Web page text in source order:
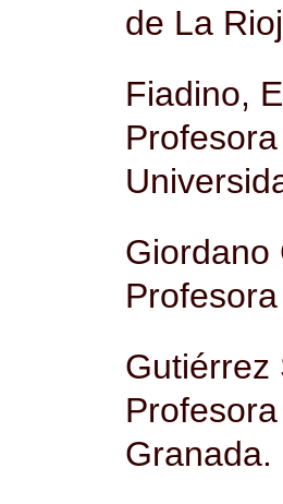
de La
Fiadino,
Giordano
Gutiérrez
Granada.